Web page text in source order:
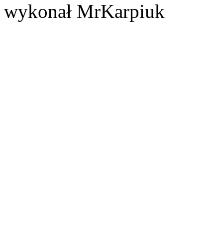
wykonał MrKarpiuk